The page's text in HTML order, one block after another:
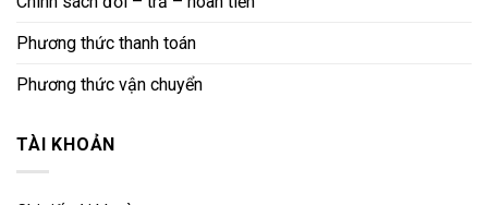
Phương thức thanh toán
Phương thức vận chuyển
TÀI KHOẢN